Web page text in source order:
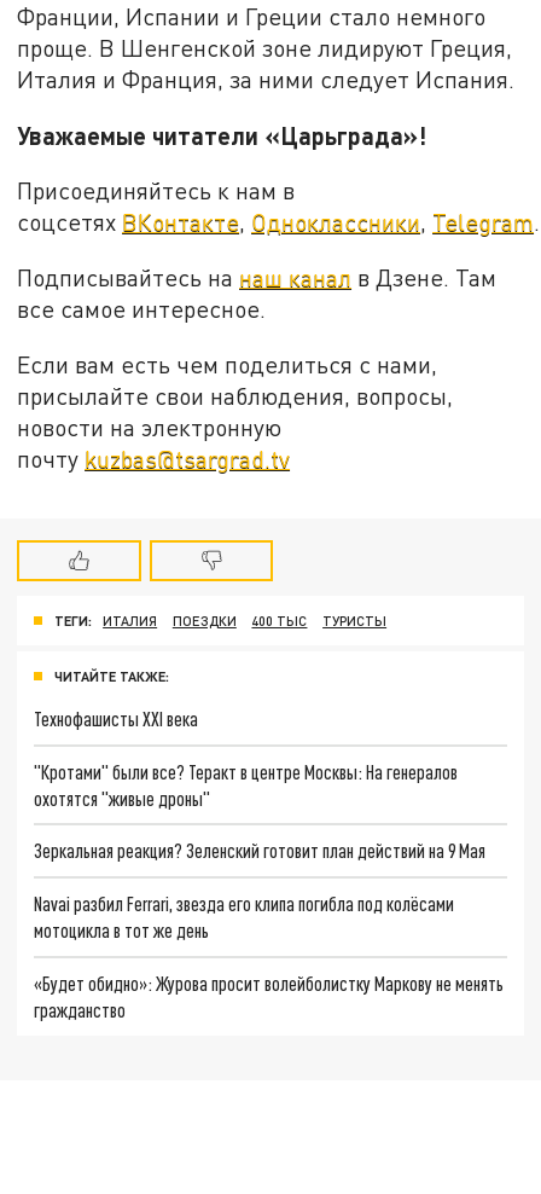
Франции, Испании и Греции стало немного
проще. В Шенгенской зоне лидируют Греция,
Италия и Франция, за ними следует Испания.
Уважаемые читатели «Царьграда»!
Присоединяйтесь к нам в
соцсетях ВКонтакте, Одноклассники, Telegram.
Подписывайтесь на наш канал в Дзене. Там
все самое интересное.
Если вам есть чем поделиться с нами,
присылайте свои наблюдения, вопросы,
новости на электронную
почту kuzbas@tsargrad.tv
ТЕГИ: ИТАЛИЯ ПОЕЗДКИ 400 ТЫС ТУРИСТЫ
ЧИТАЙТЕ ТАКЖЕ:
Технофашисты XXI века
"Кротами" были все? Теракт в центре Москвы: На генералов
охотятся "живые дроны"
Зеркальная реакция? Зеленский готовит план действий на 9 Мая
Navai разбил Ferrari, звезда его клипа погибла под колёсами
мотоцикла в тот же день
«Будет обидно»: Журова просит волейболистку Маркову не менять
гражданство